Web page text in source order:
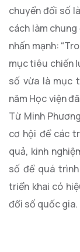
chuyển đổi số
cách làm chung
nhấn mạnh:
mục tiêu chiến
số vừa là mục
năm Học viện
Từ Minh
cơ hội để các
quả, kinh
số để quá
triển khai có
đổi số quốc gia.